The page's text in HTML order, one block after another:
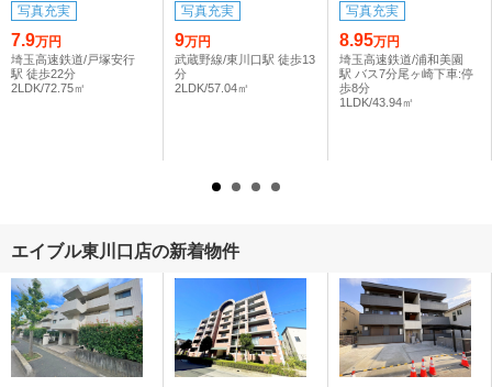
写真充実
7.9万円
埼玉高速鉄道/戸塚安行
駅 徒歩22分
2LDK/72.75㎡
写真充実
9万円
武蔵野線/東川口駅 徒歩13
分
2LDK/57.04㎡
写真充実
8.95万円
埼玉高速鉄道/浦和美園
駅 バス7分尾ヶ崎下車:停
歩8分
1LDK/43.94㎡
エイブル東川口店の新着物件